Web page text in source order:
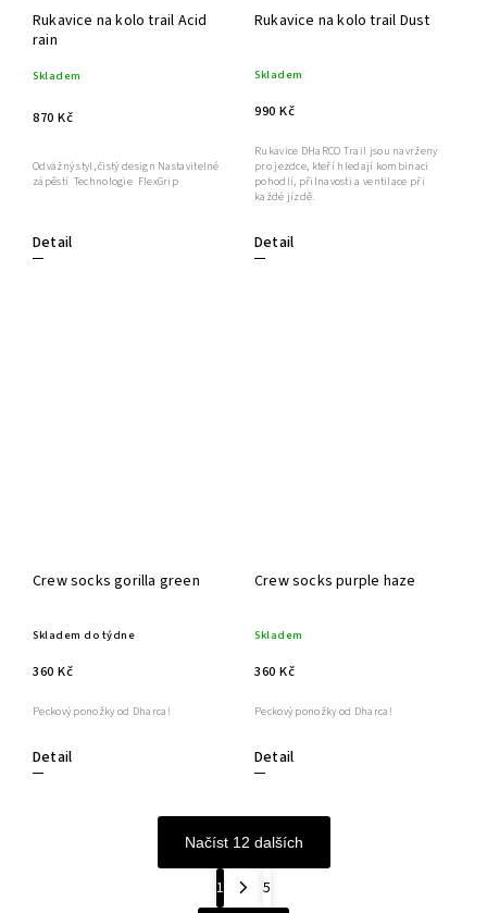
Rukavice na kolo trail Acid
rain
Skladem
870 Kč
Detail
Odvážný styl, čistý design Nastavitelné
zápěstí Technologie FlexGrip
Rukavice na kolo trail Dust
Skladem
990 Kč
Detail
Rukavice DHaRCO Trail jsou navrženy
pro jezdce, kteří hledají kombinaci
pohodlí, přilnavosti a ventilace při
každé jízdě.
Crew socks gorilla green
Skladem do týdne
360 Kč
Detail
Peckový ponožky od Dharca!
Crew socks purple haze
Skladem
360 Kč
Detail
Peckový ponožky od Dharca!
Načíst 12 dalších
1
5